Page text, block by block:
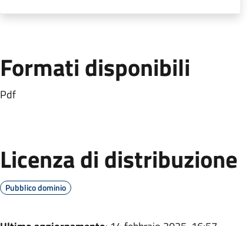
Formati disponibili
Pdf
Licenza di distribuzione
Pubblico dominio